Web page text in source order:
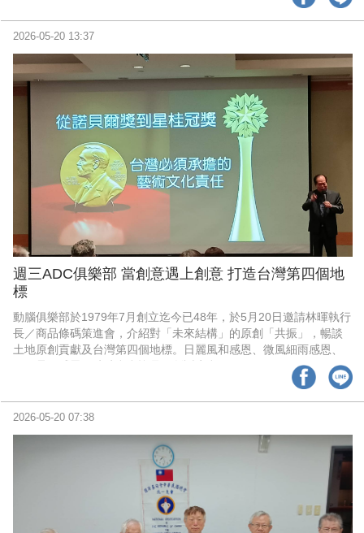
力，導致真正能夠有效落地 AI 的企 業比例偏低，從「教育改革」到
週三ADC俱樂部 當創意遇上創意 打造台灣第四個地
標
動腦俱樂部於1979年7月創立迄今已48年，於5月20日邀請林暉執行
長／商品條碼策進會，介紹對「未來結構」的原創「共振」，暢談
土地原創貢獻及台灣第四個地標。日麗風和感恩、微風細雨感恩、
2026-05-20 13:37
2026-05-20 07:38